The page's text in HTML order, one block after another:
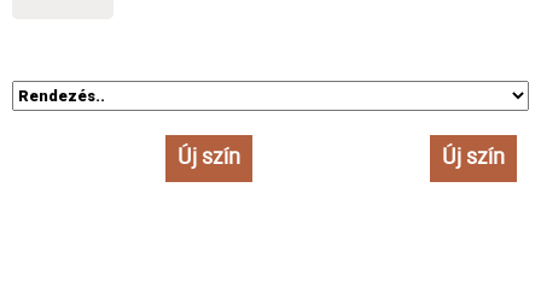
Új szín Új szín